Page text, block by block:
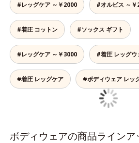
#レッグケア ～￥2000 #オルビス ～￥
#着圧 コットン #ソックス ギフト
#レッグケア ～￥3000 #着圧 レッグウ
#着圧 レッグケア #ボディウェア レッ
ボディウェアの商品ラインア